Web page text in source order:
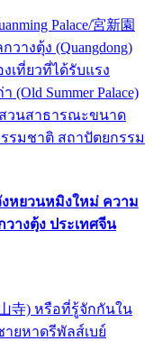
Palace/宮新園
างตุ้ง (Quangdong)
เที่ยวที่ได้รับแรง
Summer Palace)
วนสาธารณะขนาด
รมชาติ สถาปัตยกรรม
งหยวนหมิงใหม่ ความ
างตุ้ง ประเทศจีน
山寺) หรือที่รู้จักกันใน
ยหาดรีพัลส์เบย์